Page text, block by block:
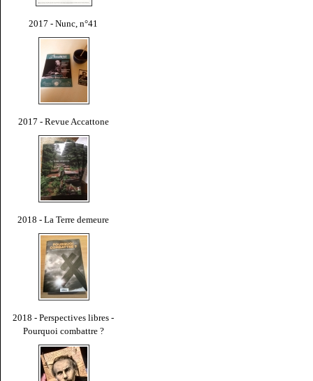
2017 - Nunc, n°41
2017 - Revue Accattone
2018 - La Terre demeure
2018 - Perspectives libres -
Pourquoi combattre ?